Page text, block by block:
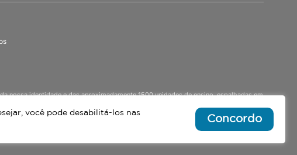
nossa identidade e das aproximadamente 1500 unidades de ensino, espalhadas em
você pode desabilitá-los nas
Concordo